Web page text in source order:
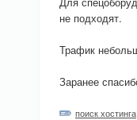
не подходят.
Трафик
Заранее
поиск хостинга